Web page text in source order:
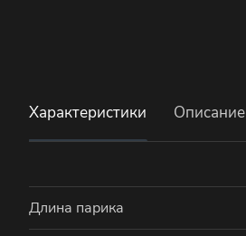
Характеристики Описание
Длина парика